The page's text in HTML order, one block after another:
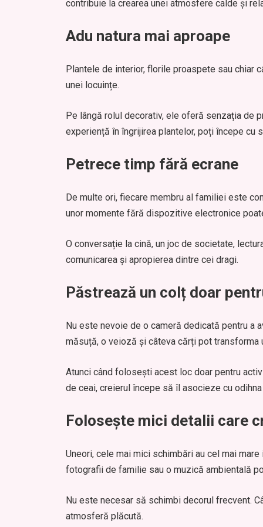
contribuie la crearea unei atmosfere calde și
Adu natura mai aproape
Plantele de interior, florile proaspete sau chiar
unei locuințe.
Pe lângă rolul decorativ, ele oferă senzația de
experiență în îngrijirea plantelor, poți începe cu
Petrece timp fără ecrane
De multe ori, fiecare membru al familiei este
unor momente fără dispozitive electronice
O conversație la cină, un joc de societate,
comunicarea și apropierea dintre cei dragi.
Păstrează un colț doar
Nu este nevoie de o cameră dedicată pentru a
măsuță, o veioză și câteva cărți pot
Atunci când folosești acest loc doar pentru
de ceai, creierul începe să îl asocieze cu
Folosește mici detalii care
Uneori, cele mai mici schimbări au cel mai
fotografii de familie sau o muzică ambientală
Nu este necesar să schimbi decorul frecvent.
atmosferă plăcută.